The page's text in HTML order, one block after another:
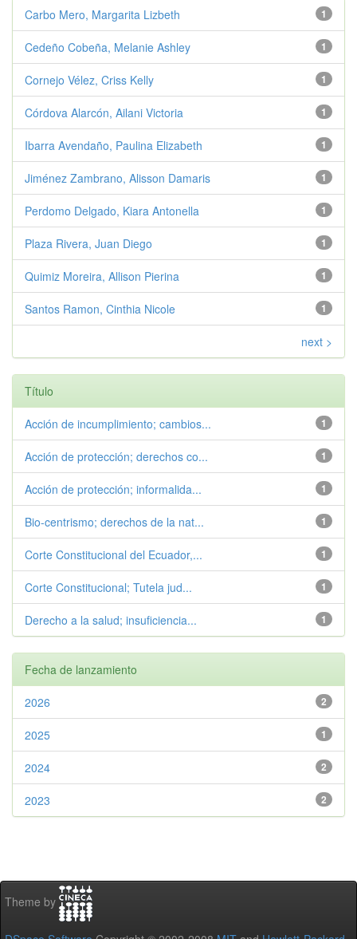
1
Carbo Mero, Margarita Lizbeth
1
Cedeño Cobeña, Melanie Ashley
1
Cornejo Vélez, Criss Kelly
1
Córdova Alarcón, Ailani Victoria
1
Ibarra Avendaño, Paulina Elizabeth
1
Jiménez Zambrano, Alisson Damaris
1
Perdomo Delgado, Kiara Antonella
1
Plaza Rivera, Juan Diego
1
Quimiz Moreira, Allison Pierina
1
Santos Ramon, Cinthia Nicole
next >
Título
1
Acción de incumplimiento; cambios...
1
Acción de protección; derechos co...
1
Acción de protección; informalida...
1
Bio-centrismo; derechos de la nat...
1
Corte Constitucional del Ecuador,...
1
Corte Constitucional; Tutela jud...
1
Derecho a la salud; insuficiencia...
Fecha de lanzamiento
2
2026
1
2025
2
2024
2
2023
Theme by